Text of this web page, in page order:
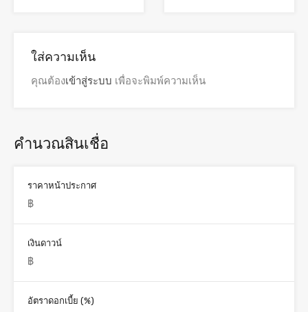
ใส่ความเห็น
คุณต้องเข้าสู่ระบบ เพื่อจะพิมพ์ความเห็น
คำนวณสินเชื่อ
ราคาหน้าประกาศ
เงินดาวน์
อัตราดอกเบี้ย (%)